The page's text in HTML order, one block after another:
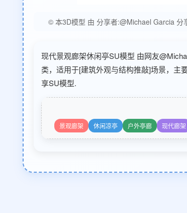
© 本3D模型 由 分享者:@Michael Garcia 分
现代景观廊架休闲亭SU模型 由网友
类，适用于[建筑外观与结构推敲]场景，主
享SU模型.
景观廊架 休闲凉亭 户外亭廊 现代廊架